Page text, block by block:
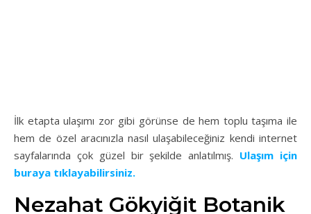
İlk etapta ulaşımı zor gibi görünse de hem toplu taşıma ile
hem de özel aracınızla nasıl ulaşabileceğiniz kendi internet
sayfalarında çok güzel bir şekilde anlatılmış. Ulaşım için
buraya tıklayabilirsiniz.
Nezahat Gökyiğit Botanik